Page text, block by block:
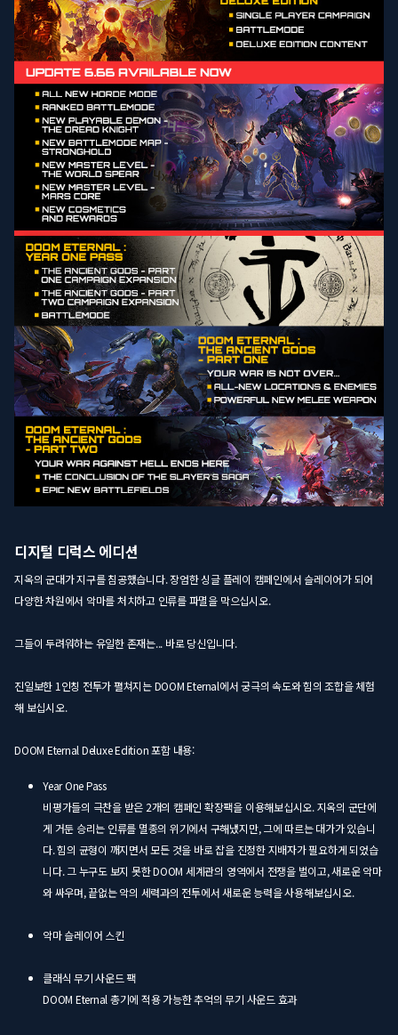
디지털 디럭스 에디션
지옥의 군대가 지구를 침공했습니다. 장엄한 싱글 플레이 캠페인에서 슬레이어가 되어
다양한 차원에서 악마를 처치하고 인류를 파멸을 막으십시오.
그들이 두려워하는 유일한 존재는... 바로 당신입니다.
진일보한 1인칭 전투가 펼쳐지는 DOOM Eternal에서 궁극의 속도와 힘의 조합을 체험
해 보십시오.
DOOM Eternal Deluxe Edition 포함 내용:
Year One Pass
비평가들의 극찬을 받은 2개의 캠페인 확장팩을 이용해보십시오. 지옥의 군단에
게 거둔 승리는 인류를 멸종의 위기에서 구해냈지만, 그에 따르는 대가가 있습니
다. 힘의 균형이 깨지면서 모든 것을 바로 잡을 진정한 지배자가 필요하게 되었습
니다. 그 누구도 보지 못한 DOOM 세계관의 영역에서 전쟁을 벌이고, 새로운 악마
와 싸우며, 끝없는 악의 세력과의 전투에서 새로운 능력을 사용해보십시오.
악마 슬레이어 스킨
클래식 무기 사운드 팩
DOOM Eternal 총기에 적용 가능한 추억의 무기 사운드 효과